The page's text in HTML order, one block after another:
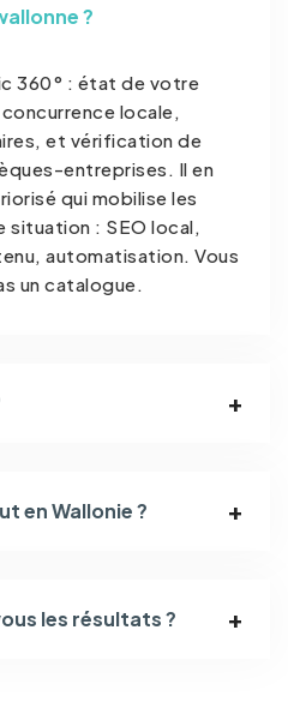
?
360° : état de votre
locale,
et vérification de
entreprises. Il en
qui mobilise les
: SEO local,
automatisation. Vous
un catalogue.
en Wallonie ?
les résultats ?